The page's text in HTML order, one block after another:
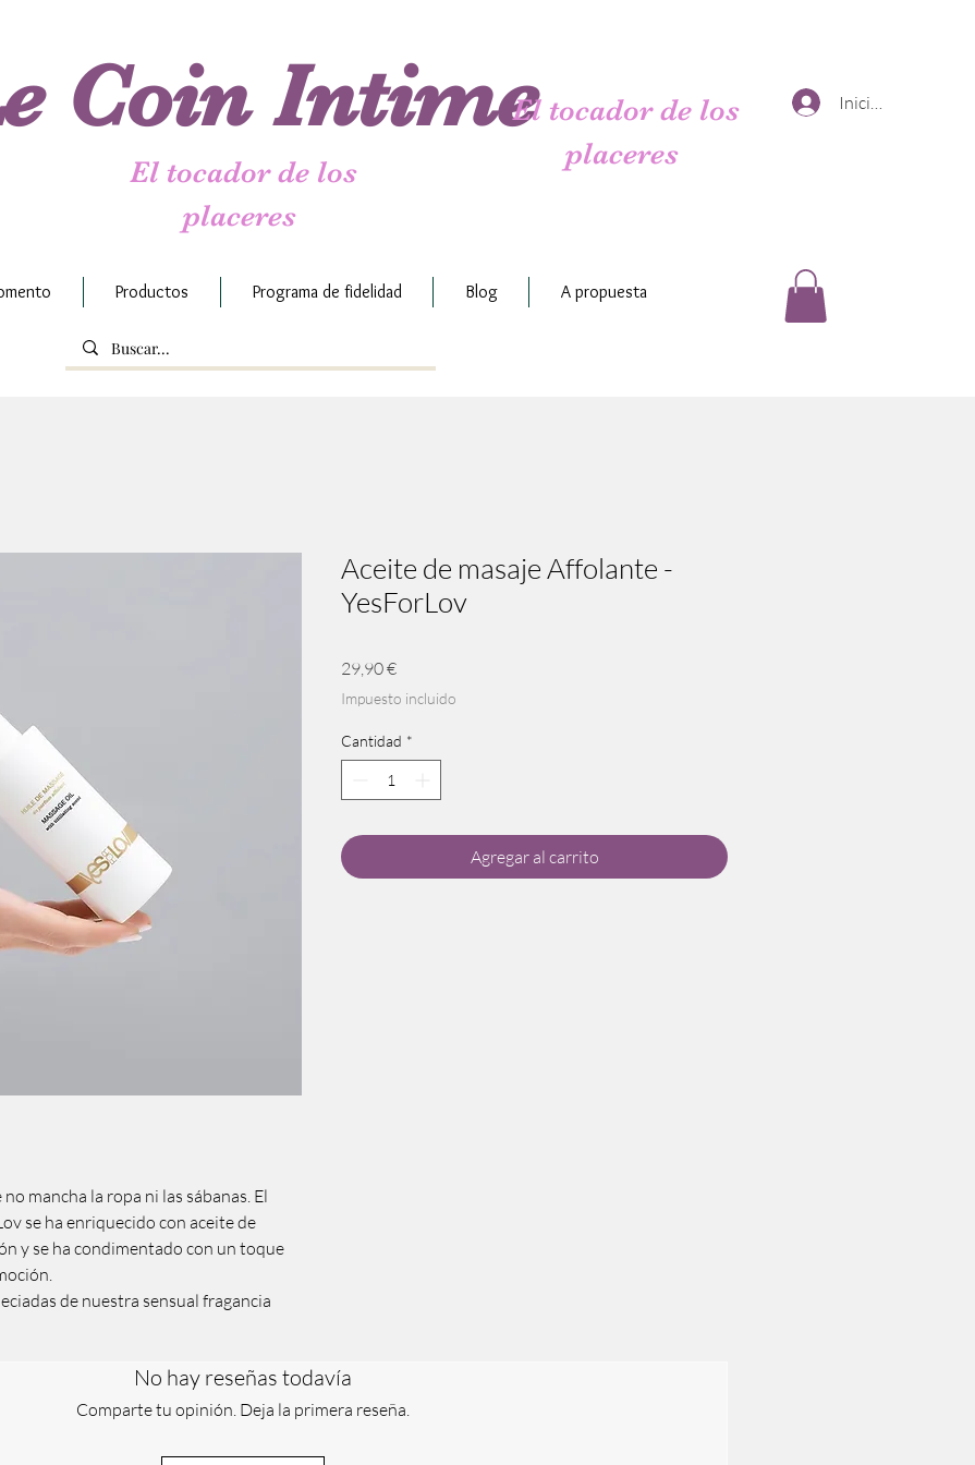
Coin Intime
El tocador de los
placeres
El tocador de los
placeres
Productos Programa de fidelidad Blog A propuesta
Iniciar sesión
mancha la ropa ni las sábanas. El
se ha enriquecido con aceite de
y se ha condimentado con un toque
de nuestra sensual fragancia
Aceite de masaje Affolante -
YesForLov
29,90 €Precio
Impuesto incluido
Cantidad *
Agregar al carrito
No hay reseñas todavía
Comparte tu opinión. Deja la primera reseña.